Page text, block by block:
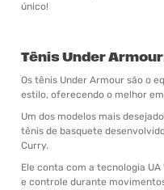
único!
Tênis Under
Os tênis Under Armour são o
estilo, oferecendo o melhor
Um dos modelos mais
tênis de basquete
Curry.
Ele conta com a tecnologia
e controle durante